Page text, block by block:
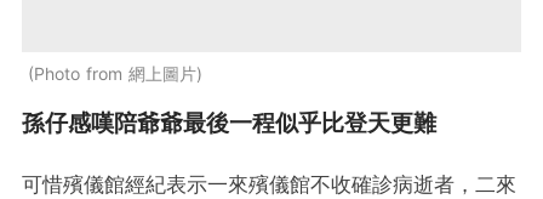
Photo from 網上圖片
孫仔感嘆陪爺爺最後一程似乎比登天更難
可惜殯儀館經紀表示一來殯儀館不收確診病逝者，二來